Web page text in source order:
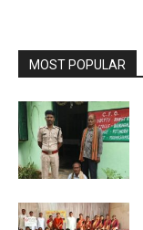
MOST POPULAR